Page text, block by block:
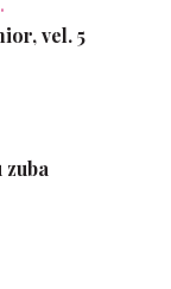
vel. 5
zuba